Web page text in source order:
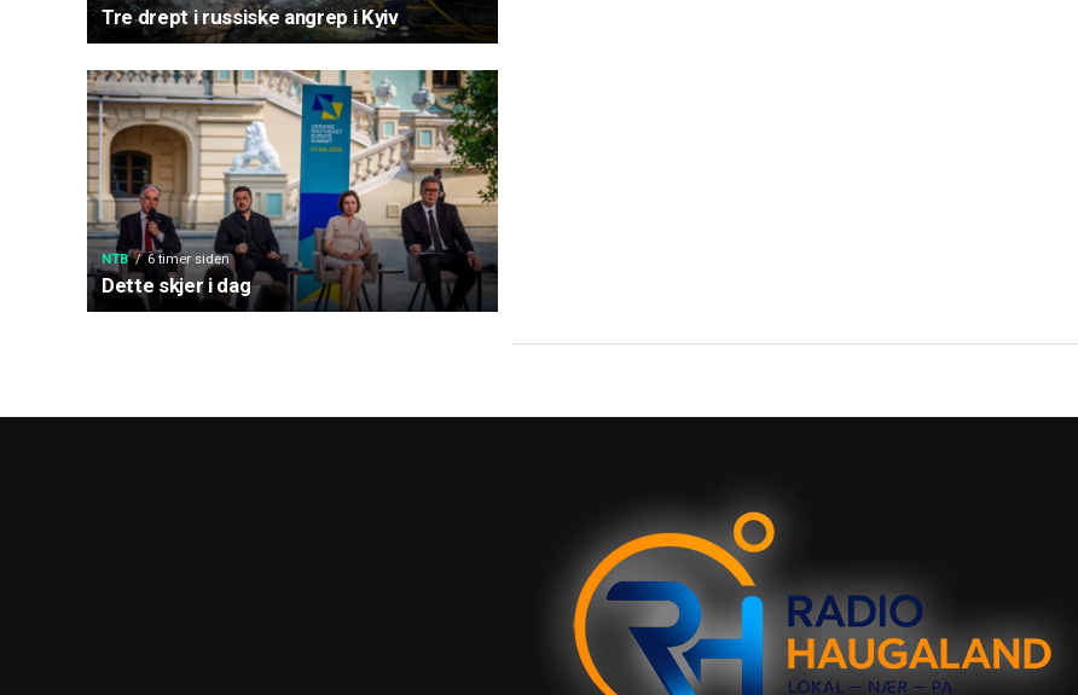
Tre drept i russiske angrep i Kyiv
NTB 6 timer siden
Dette skjer i dag